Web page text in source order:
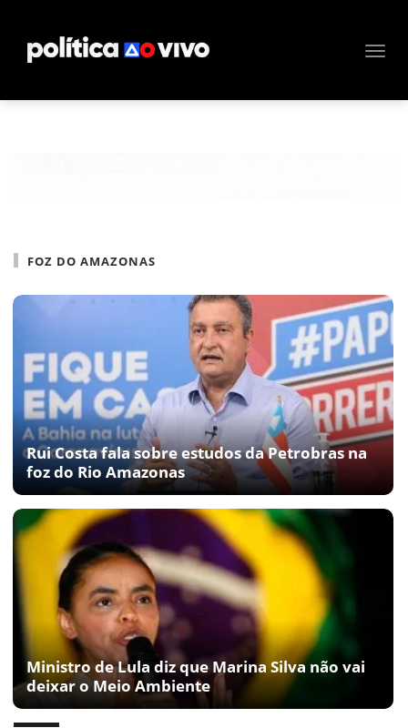
FOZ DO AMAZONAS
Rui Costa fala sobre estudos da Petrobras na
foz do Rio Amazonas
Ministro de Lula diz que Marina Silva não vai
deixar o Meio Ambiente